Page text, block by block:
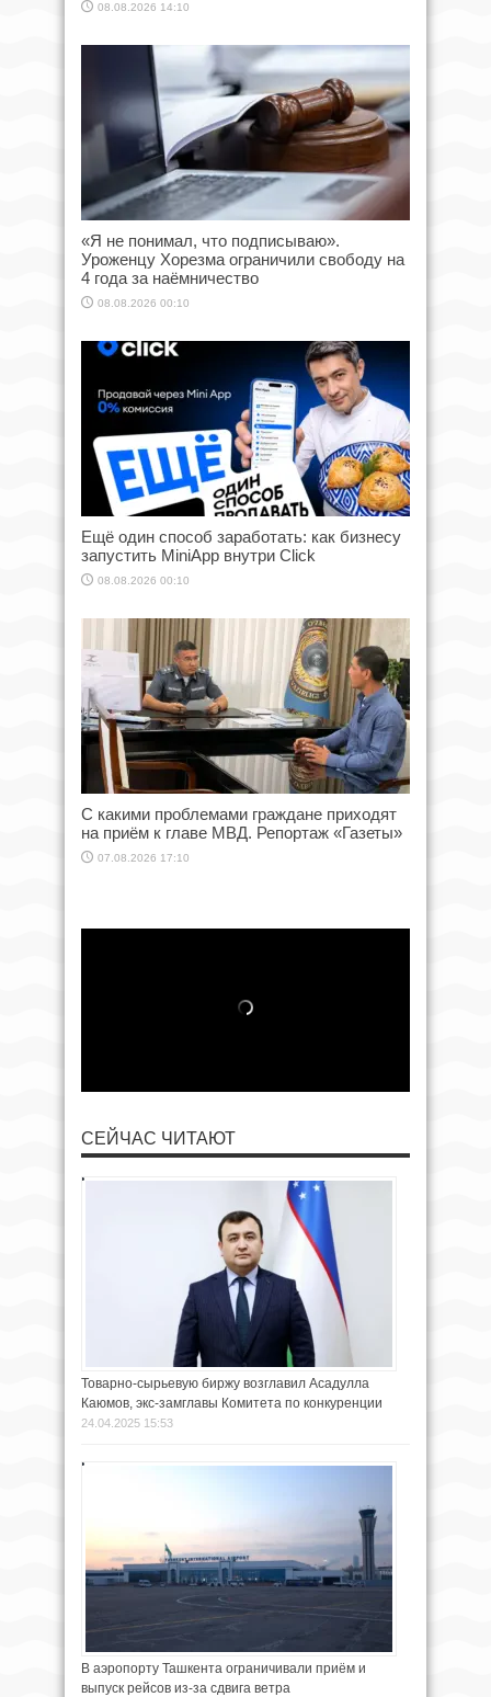
08.08.2026 14:10
«Я не понимал, что подписываю».
Уроженцу Хорезма ограничили свободу на
4 года за наёмничество
08.08.2026 00:10
Ещё один способ заработать: как бизнесу
запустить MiniApp внутри Click
08.08.2026 00:10
С какими проблемами граждане приходят
на приём к главе МВД. Репортаж «Газеты»
07.08.2026 17:10
СЕЙЧАС ЧИТАЮТ
Товарно-сырьевую биржу возглавил Асадулла
Каюмов, экс-замглавы Комитета по конкуренции
24.04.2025 15:53
В аэропорту Ташкента ограничивали приём и
выпуск рейсов из-за сдвига ветра